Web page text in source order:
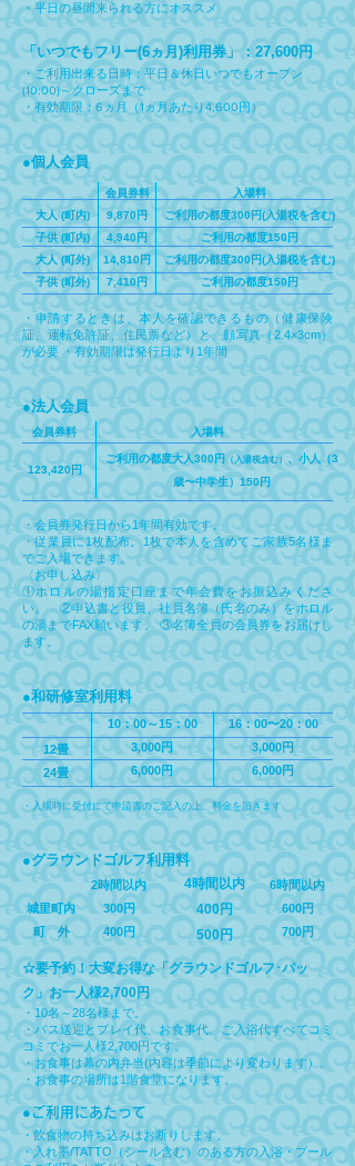
​・平日の昼間来られる方にオススメ
「いつでもフリー(6ヵ月)利用券」：27,600円
・ご利用出来る日時：平日＆休日いつでもオープン
(10:00)～クローズまで
・有効期限：6ヵ月（1ヵ月あたり4,600円）​
●個人会員
大人 (町内)
子供 (町内)
大人 (町外)
子供 (町外)
入場料
ご利用の都度300円(入湯税を含む)
ご利用の都度150円
ご利用の都度300円(入湯税を含む)
ご利用の都度150円
会員券料
9,870円
4,940円
14,810円
7,410円
・申請するときは、本人を確認できるもの（健康保険
証、運転免許証、住民票など）と、顔写真（2.4×3cm）
が必要 ・有効期限は発行日より1年間
●法人会員
会員券料 入場料
123,420円
ご利用の都度大人300円 （入湯税含む）
、小人（3
歳〜中学生）150円
・会員券発行日から1年間有効です。
・従業員に1枚配布。1枚で本人を含めてご家族5名様ま
でご入場できます。
〈お申し込み〉
①ホロルの湯指定口座まで年会費をお振込みくださ
い。 ②申込書と役員、社員名簿（氏名のみ）をホロル
の湯までFAX願います。 ③名簿全員の会員券をお届けし
ます。
●和研修室利用料
12畳
24畳
16：00〜20：00
3,000円
6,000円
10：00～15：00
3,000円
6,000円
・入場時に受付にて申請書のご記入の上、料金を頂きます
●グラウンドゴルフ利用料
2時間以内
300円
400円
城里町内
町 外
6時間以内
600円
700円
4時間以内
400円
500円
☆要予約！大変お得な「グラウンドゴルフ･パッ
ク」お一人様2,700円
・10名～28名様まで。
​・バス送迎とプレイ代、お食事代、ご入浴代すべてコミ
コミでお一人様2,700円です。
​・お食事は幕の内弁当(内容は季節により変わります）。
​・お食事の場所は1階食堂になります。
●ご利用にあたって
・飲食物の持ち込みはお断りします。
・入れ墨/TATTO（シール含む）のある方の入浴・プール